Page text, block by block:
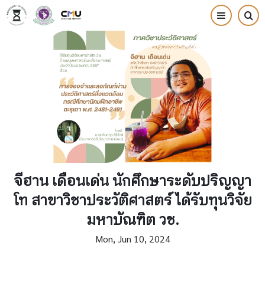
Skip
to
จีฮาน เดือนเด่น นักศึกษาระดับปริญญา
โท สาขาวิชาประวัติศาสตร์ ได้รับทุนวิจัย
มหาบัณฑิต วช.
Mon, Jun 10, 2024